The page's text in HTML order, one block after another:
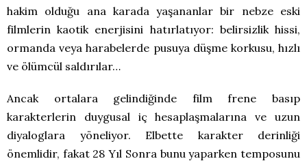
hakim olduğu ana karada yaşananlar bir nebze eski
filmlerin kaotik enerjisini hatırlatıyor: belirsizlik hissi,
ormanda veya harabelerde pusuya düşme korkusu, hızlı
ve ölümcül saldırılar…
Ancak ortalara gelindiğinde film frene basıp
karakterlerin duygusal iç hesaplaşmalarına ve uzun
diyaloglara yöneliyor. Elbette karakter derinliği
önemlidir, fakat 28 Yıl Sonra bunu yaparken temposunu